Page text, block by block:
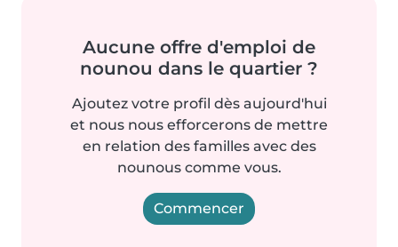
Aucune offre d'emploi de
nounou dans le quartier ?
Ajoutez votre profil dès aujourd'hui
et nous nous efforcerons de mettre
en relation des familles avec des
nounous comme vous.
Commencer